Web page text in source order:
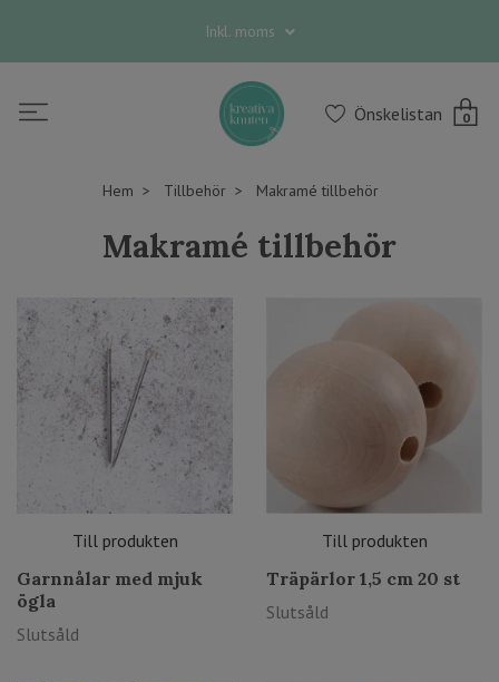
Inkl. moms
Önskelistan 0
Hem Tillbehör Makramé tillbehör
Makramé tillbehör
Till produkten
Garnnålar med mjuk
ögla
Slutsåld
Till produkten
Träpärlor 1,5 cm 20 st
Slutsåld